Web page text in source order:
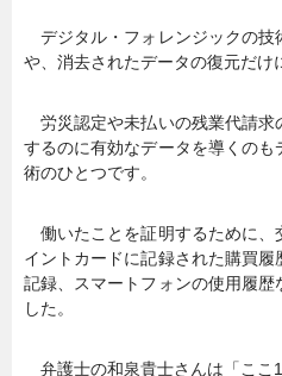
デジタル・フォレンジックの技
や、消去されたデータの復元だけ
労災認定や未払いの残業代請求
するのに有効なデータを導くの
術のひとつです。
働いたことを証明するために、
イントカードに記録された購買
記録、スマートフォンの使用履歴
した。
弁護士の和泉貴士さんは「ここ